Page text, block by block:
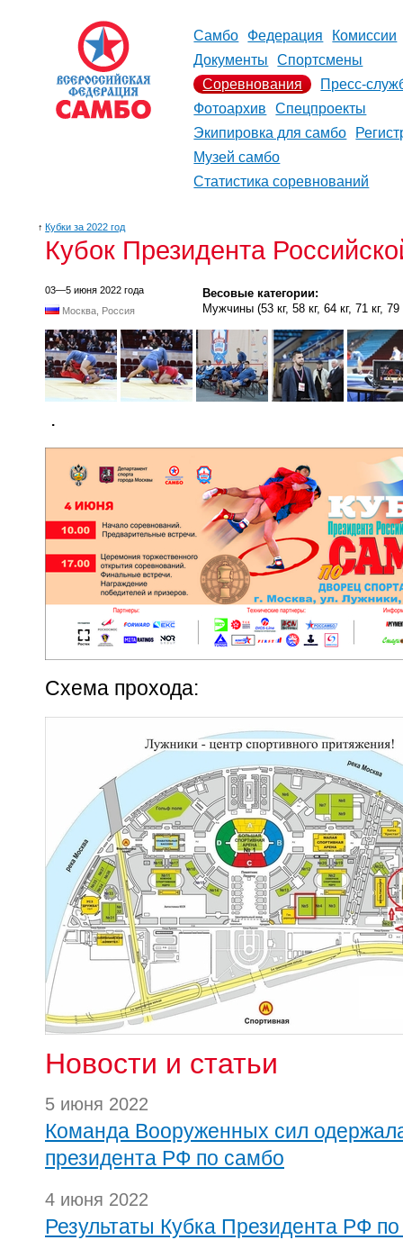
Самбо Федерация
Комиссии
Документы
Спортсмены
Соревнования
Пресс-
Фотоархив
Спецпроекты
Экипировка для самбо
Музей самбо
Статистика соревнований
↑ Кубки за 2022 год
Кубок Президента
03—5 июня 2022 года
Москва, Россия
Весовые категории:
Мужчины (53 кг, 58 кг, 64 кг, 71 кг, 79
.
Схема прохода:
Новости и статьи
5 июня 2022
Команда Вооруженных сил
президента РФ по самбо
4 июня 2022
Результаты Кубка Президента РФ